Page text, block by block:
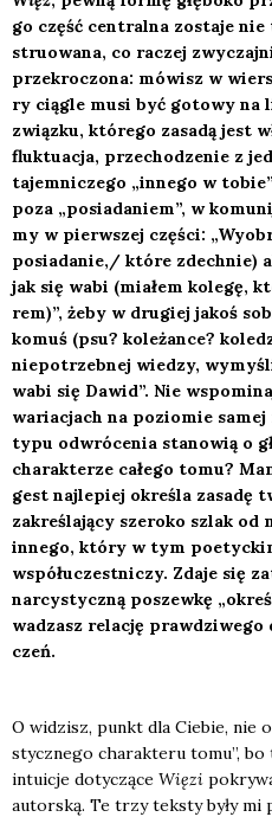
go część cen­tral­na zosta­je
stru­owa­na, co raczej
prze­kro­czo­na: mówisz w
ry cią­gle musi być goto­wy na
związ­ku, któ­re­go zasa­dą jest
fluk­tu­acja, prze­cho­dze­nie z
tajem­ni­cze­go „inne­go w
poza „posia­da­niem”, w
my w pierw­szej czę­ści:
posiadanie,/ któ­re zdech­nie)
jak się wabi (mia­łem kole­gę,
rem)”, żeby w dru­giej jakoś
komuś (psu? kole­żan­ce?
nie­po­trzeb­nej wie­dzy,
wabi się Dawid”. Nie
waria­cjach na pozio­mie samej
typu odwró­ce­nia sta­no­wią o
cha­rak­te­rze całe­go tomu?
gest naj­le­piej okre­śla zasa­dę
zakre­śla­ją­cy sze­ro­ko szlak od
inne­go, któ­ry w tym
współ­uczest­ni­czy. Zda­je się
nar­cy­stycz­ną poszew­kę
wa­dzasz rela­cję
czeń.
O widzisz, punkt dla Cie­bie, nie
stycz­ne­go cha­rak­te­ru tomu”, bo
intu­icje doty­czą­ce Wię­zi
autor­ską. Te trzy tek­sty były mi